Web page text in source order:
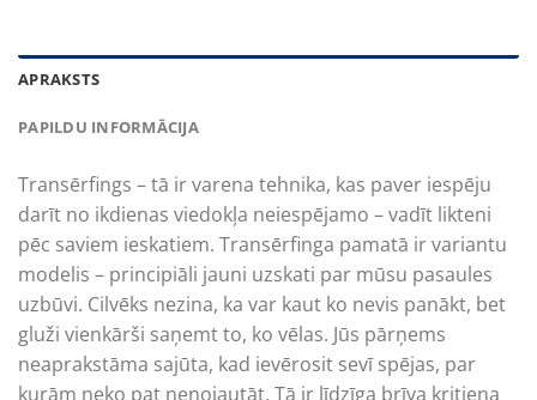
APRAKSTS
PAPILDU INFORMĀCIJA
Transērfings – tā ir varena tehnika, kas paver iespēju
darīt no ikdienas viedokļa neiespējamo – vadīt likteni
pēc saviem ieskatiem. Transērfinga pamatā ir variantu
modelis – principiāli jauni uzskati par mūsu pasaules
uzbūvi. Cilvēks nezina, ka var kaut ko nevis panākt, bet
gluži vienkārši saņemt to, ko vēlas. Jūs pārņems
neaprakstāma sajūta, kad ievērosit sevī spējas, par
kurām neko pat nenojautāt. Tā ir līdzīga brīva kritiena